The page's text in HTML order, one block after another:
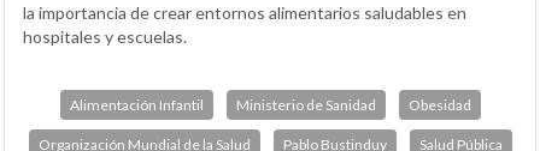
la importancia de crear entornos alimentarios saludables en
hospitales y escuelas.
Alimentación Infantil Ministerio de Sanidad Obesidad
Organización Mundial de la Salud Pablo Bustinduy Salud Pública